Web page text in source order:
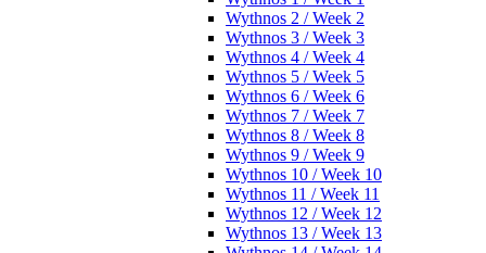
Wythnos 2 / Week 2
Wythnos 3 / Week 3
Wythnos 4 / Week 4
Wythnos 5 / Week 5
Wythnos 6 / Week 6
Wythnos 7 / Week 7
Wythnos 8 / Week 8
Wythnos 9 / Week 9
Wythnos 10 / Week 10
Wythnos 11 / Week 11
Wythnos 12 / Week 12
Wythnos 13 / Week 13